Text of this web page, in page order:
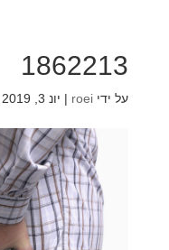
1862213
על ידי roei
| יונ 3, 2019